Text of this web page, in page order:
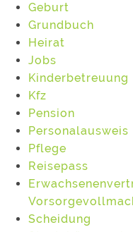
Geburt
Grundbuch
Heirat
Jobs
Kinderbetreuung
Kfz
Pension
Personalausweis
Pflege
Reisepass
Scheidung